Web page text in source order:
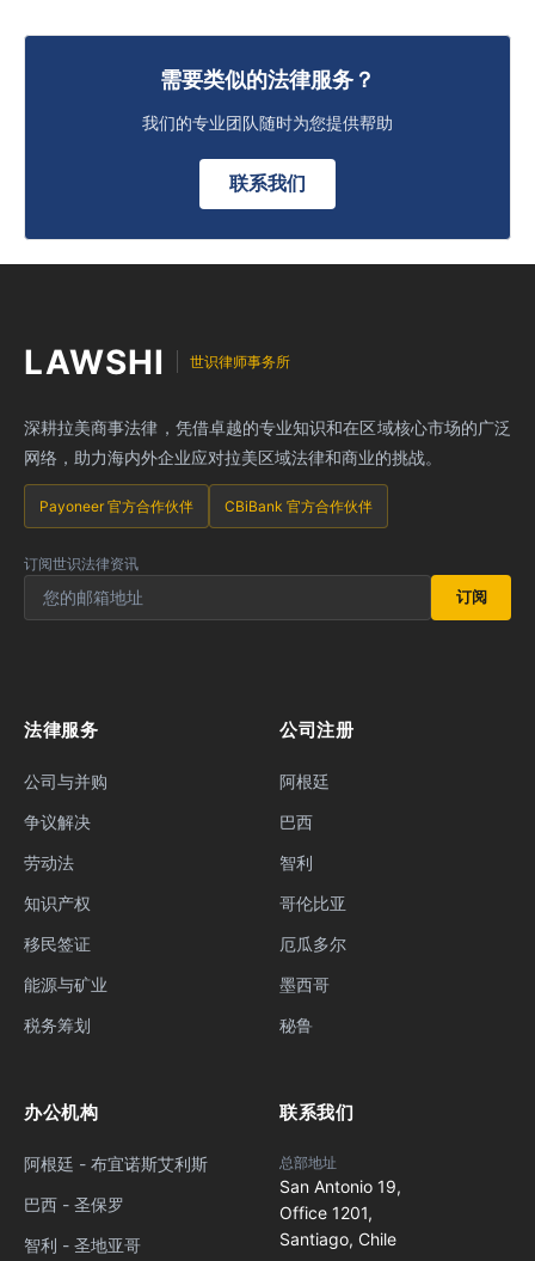
需要类似的法律服务？
我们的专业团队随时为您提供帮助
联系我们
LAWSHI 世识律师事务所
深耕拉美商事法律，凭借卓越的专业知识和在区域核心市场的广泛
网络，助力海内外企业应对拉美区域法律和商业的挑战。
Payoneer 官方合作伙伴 CBiBank 官方合作伙伴
订阅世识法律资讯
订阅
法律服务
公司与并购
争议解决
劳动法
知识产权
移民签证
能源与矿业
税务筹划
公司注册
阿根廷
巴西
智利
哥伦比亚
厄瓜多尔
墨西哥
秘鲁
办公机构
阿根廷 - 布宜诺斯艾利斯
巴西 - 圣保罗
智利 - 圣地亚哥
联系我们
总部地址
San Antonio 19,
Office 1201,
Santiago, Chile